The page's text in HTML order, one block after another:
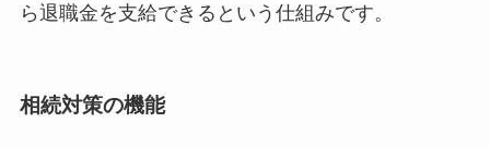
ら退職金を支給できるという仕組みです。
相続対策の機能